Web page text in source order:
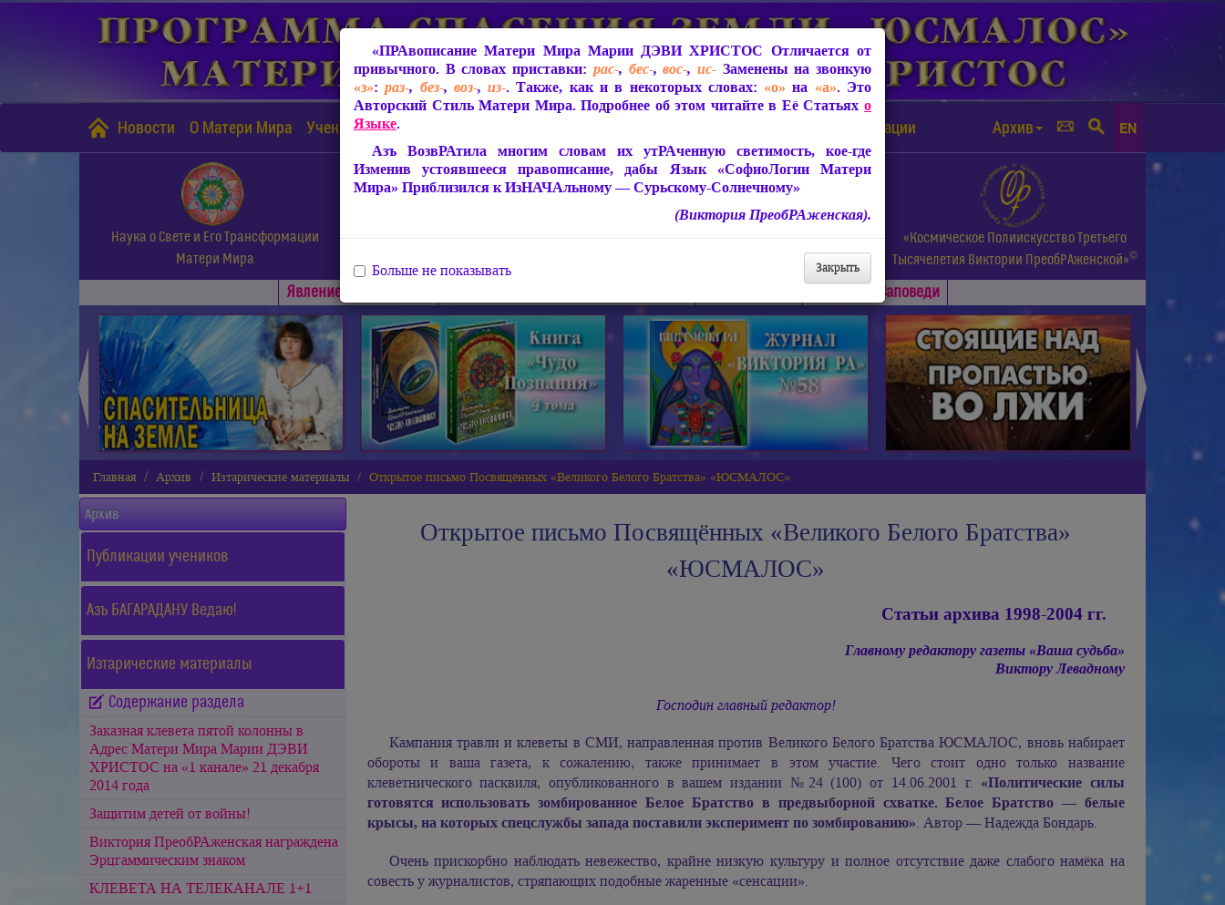
Новости О Матери Мира Учение Матери Мира Защита от чипизации Архив EN
Наука о Свете и Его Трансформации
Матери Мира
СофиоЛогия Матери Мира
Живое Слово Матери Мира.
Статьи, Книги, Видео, Аудио и др.
«Космическое Полиискусство Третьего
Тысячелетия Виктории ПреобРАженской»©
Явлениe Матери Мира Заповеди
◄ ►
Главная Архив Изтарические материалы Открытое письмо Посвящённых «Великого Белого Братства» «ЮСМАЛОС»
Архив
Публикации учеников
Азъ БАГАРАДАНУ Ведаю!
Изтарические материалы
Содержание раздела
Заказная клевета пятой колонны в
Адрес Матери Мира Марии ДЭВИ
ХРИСТОС на «1 канале» 21 декабря
2014 года
Защитим детей от войны!
Виктория ПреобРАженская награждена
Эрцгаммическим знаком
КЛЕВЕТА НА ТЕЛЕКАНАЛЕ 1+1
Открытое письмо Посвящённых «Великого Белого Братства»
«ЮСМАЛОС»
Статьи архива 1998-2004 гг.
Главному редактору газеты «Ваша судьба»
Виктору Левадному
Господин главный редактор!
Кампания травли и клеветы в СМИ, направленная против Великого Белого Братства ЮСМАЛОС, вновь набирает
обороты и ваша газета, к сожалению, также принимает в этом участие. Чего стоит одно только название
клеветнического пасквиля, опубликованного в вашем издании №24 (100) от 14.06.2001 г. «Политические силы
готовятся использовать зомбированное Белое Братство в предвыборной схватке. Белое Братство — белые
крысы, на которых спецслужбы запада поставили эксперимент по зомбированию». Автор — Надежда Бондарь.
Очень прискорбно наблюдать невежество, крайне низкую культуру и полное отсутствие даже слабого намёка на
совесть у журналистов, стряпающих подобные жаренные «сенсации».
«ПРАвописание Матери Мира Марии ДЭВИ ХРИСТОС Отличается от
привычного. В словах приставки: рас-, бес-,вос-, ис-Заменены на звонкую
«з»:раз-, без-, воз-,из-. Также, как и в некоторых словах: «о» на «а». Это
Авторский Стиль Матери Мира. Подробнее об этом читайте в Её Статьях о
Языке.
Азъ ВозвРАтила многим словам их утРАченную светимость, кое-где
Изменив устоявшееся правописание, дабы Язык «СофиоЛогии Матери
Мира» Приблизился к ИзНАЧАльному — Сурьскому-Солнечному»
(Виктория ПреобРАженская).
Закрыть
Больше не показывать